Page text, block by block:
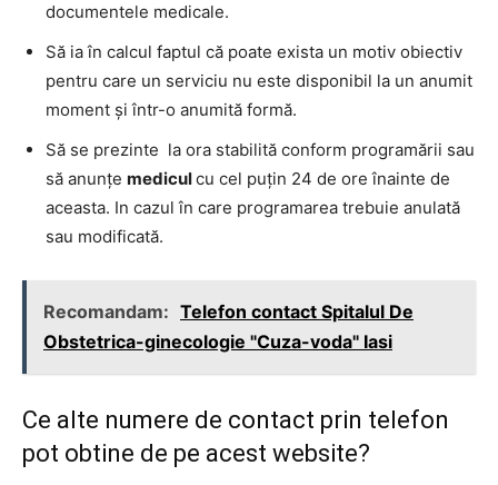
documentele medicale.
Să ia în calcul faptul că poate exista un motiv obiectiv
pentru care un serviciu nu este disponibil la un anumit
moment şi într-o anumită formă.
Să se prezinte la ora stabilită conform programării sau
să anunţe mediculcu cel puţin 24 de ore înainte de
aceasta. In cazul în care programarea trebuie anulată
sau modificată.
Recomandam: Telefon contact Spitalul De
Obstetrica-ginecologie "Cuza-voda" Iasi
Ce alte numere de contact prin telefon
pot obtine de pe acest website?